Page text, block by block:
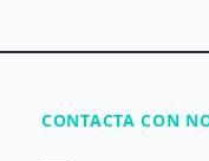
CONTACTA CON